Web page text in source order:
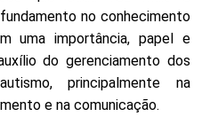
no conhecimento
uma importância, papel e
do gerenciamento dos
principalmente na
e na comunicação.